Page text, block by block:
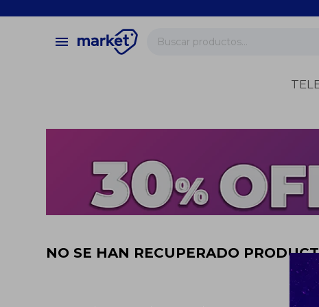
menu
NO SE HAN RECUPERADO
close
store